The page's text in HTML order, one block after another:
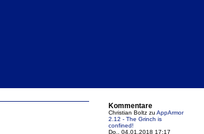
Kommentare
Christian Boltz zu AppArmor
2.12 - The Grinch is
confined!
Do., 04.01.2018 17:17